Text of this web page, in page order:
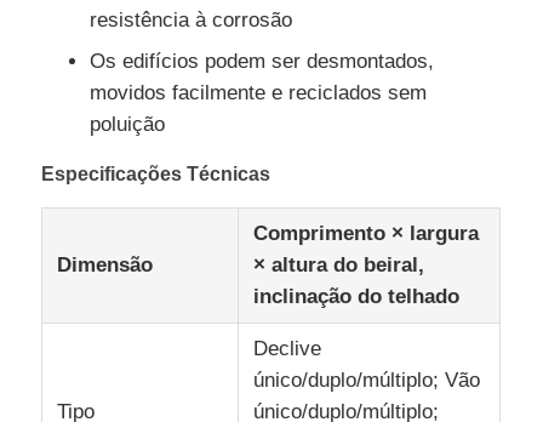
resistência à corrosão
Os edifícios podem ser desmontados,
movidos facilmente e reciclados sem
poluição
Especificações Técnicas
Dimensão
Comprimento × largura
× altura do beiral,
inclinação do telhado
Tipo
Declive
único/duplo/múltiplo; Vão
único/duplo/múltiplo;